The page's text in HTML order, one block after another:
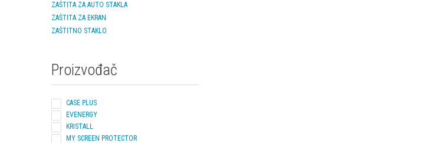
ZAŠTITA ZA AUTO STAKLA
ZAŠTITA ZA EKRAN
ZAŠTITNO STAKLO
Proizvođač
CASE PLUS
EVENERGY
KRISTALL
MY SCREEN PROTECTOR